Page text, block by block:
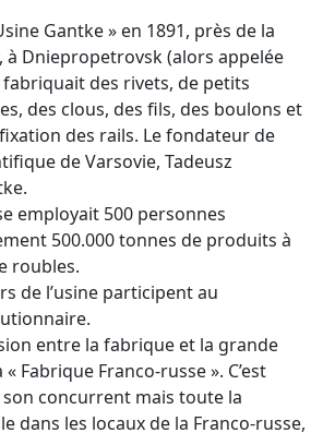
Gantke » en 1891, près de la
à Dniepropetrovsk (alors appelée
des rivets, de petits
des clous, des fils, des boulons et
des rails. Le fondateur de
de Varsovie, Tadeusz
employait 500 personnes
500.000 tonnes de produits à
roubles.
de l’usine participent au
entre la fabrique et la grande
Fabrique Franco-russe ». C’est
concurrent mais toute la
dans les locaux de la Franco-russe,